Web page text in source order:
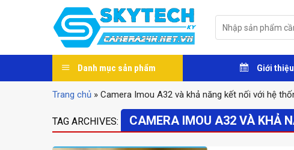
kiếm:
Danh mục sản phẩm Giới thiệu
Trang chủ » Camera Imou A32 và khả năng kết nối với hệ
TAG ARCHIVES: CAMERA IMOU A32 VÀ KHẢ